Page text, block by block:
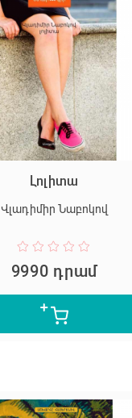
Լոլիտա
Վլադիմիր Նաբոկով
9990 դրամ